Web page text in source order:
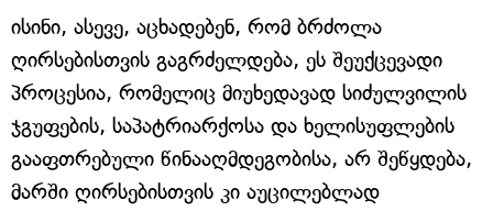
ისინი, ასევე, აცხადებენ, რომ ბრძოლა
ღირსებისთვის გაგრძელდება, ეს შეუქცევადი
პროცესია, რომელიც მიუხედავად სიძულვილის
ჯგუფების, საპატრიარქოსა და ხელისუფლების
გააფთრებული წინააღმდეგობისა, არ შეწყდება,
მარში ღირსებისთვის კი აუცილებლად